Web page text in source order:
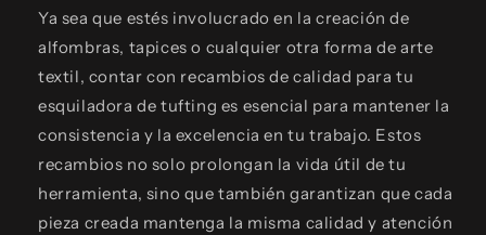
Ya sea que estés involucrado en la creación de
alfombras, tapices o cualquier otra forma de arte
textil, contar con recambios de calidad para tu
esquiladora de tufting es esencial para mantener la
consistencia y la excelencia en tu trabajo. Estos
recambios no solo prolongan la vida útil de tu
herramienta, sino que también garantizan que cada
pieza creada mantenga la misma calidad y atención